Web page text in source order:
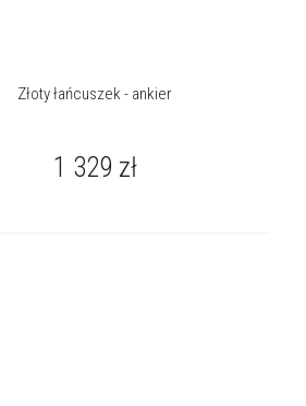
Złoty łańcuszek - ankier
1 329 zł